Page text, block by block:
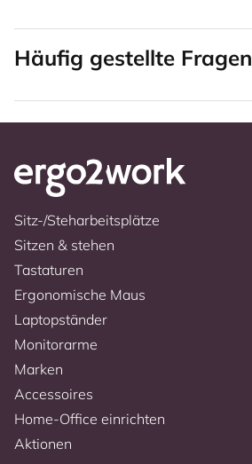
Häufig gestellte Fragen
Sitz-/Steharbeitsplätze
Sitzen & stehen
Tastaturen
Ergonomische Maus
Laptopständer
Monitorarme
Marken
Accessoires
Home-Office einrichten
Aktionen